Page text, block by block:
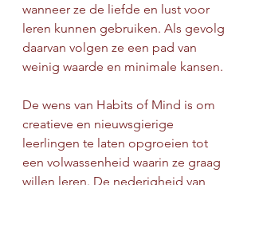
wanneer ze de liefde en lust voor
leren kunnen gebruiken. Als gevolg
daarvan volgen ze een pad van
weinig waarde en minimale kansen.
De wens van Habits of Mind is om
creatieve en nieuwsgierige
leerlingen te laten opgroeien tot
een volwassenheid waarin ze graag
willen leren. De nederigheid van